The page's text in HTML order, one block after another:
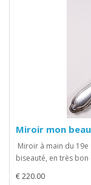
Miroir mon
Miroir à main du
biseauté, en très bon
€ 220.00